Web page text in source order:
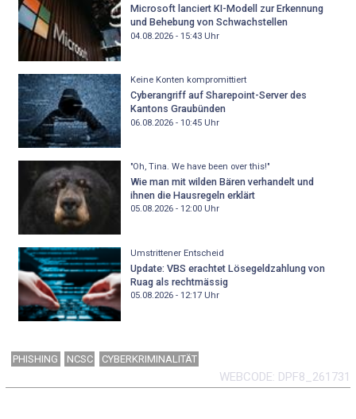
Microsoft lanciert KI-Modell zur Erkennung
und Behebung von Schwachstellen
04.08.2026 - 15:43Uhr
Keine Konten kompromittiert
Cyberangriff auf Sharepoint-Server des
Kantons Graubünden
06.08.2026 - 10:45Uhr
"Oh, Tina. We have been over this!"
Wie man mit wilden Bären verhandelt und
ihnen die Hausregeln erklärt
05.08.2026 - 12:00Uhr
Umstrittener Entscheid
Update: VBS erachtet Lösegeldzahlung von
Ruag als rechtmässig
05.08.2026 - 12:17Uhr
PHISHING NCSC CYBERKRIMINALITÄT
WEBCODE DPF8_261731